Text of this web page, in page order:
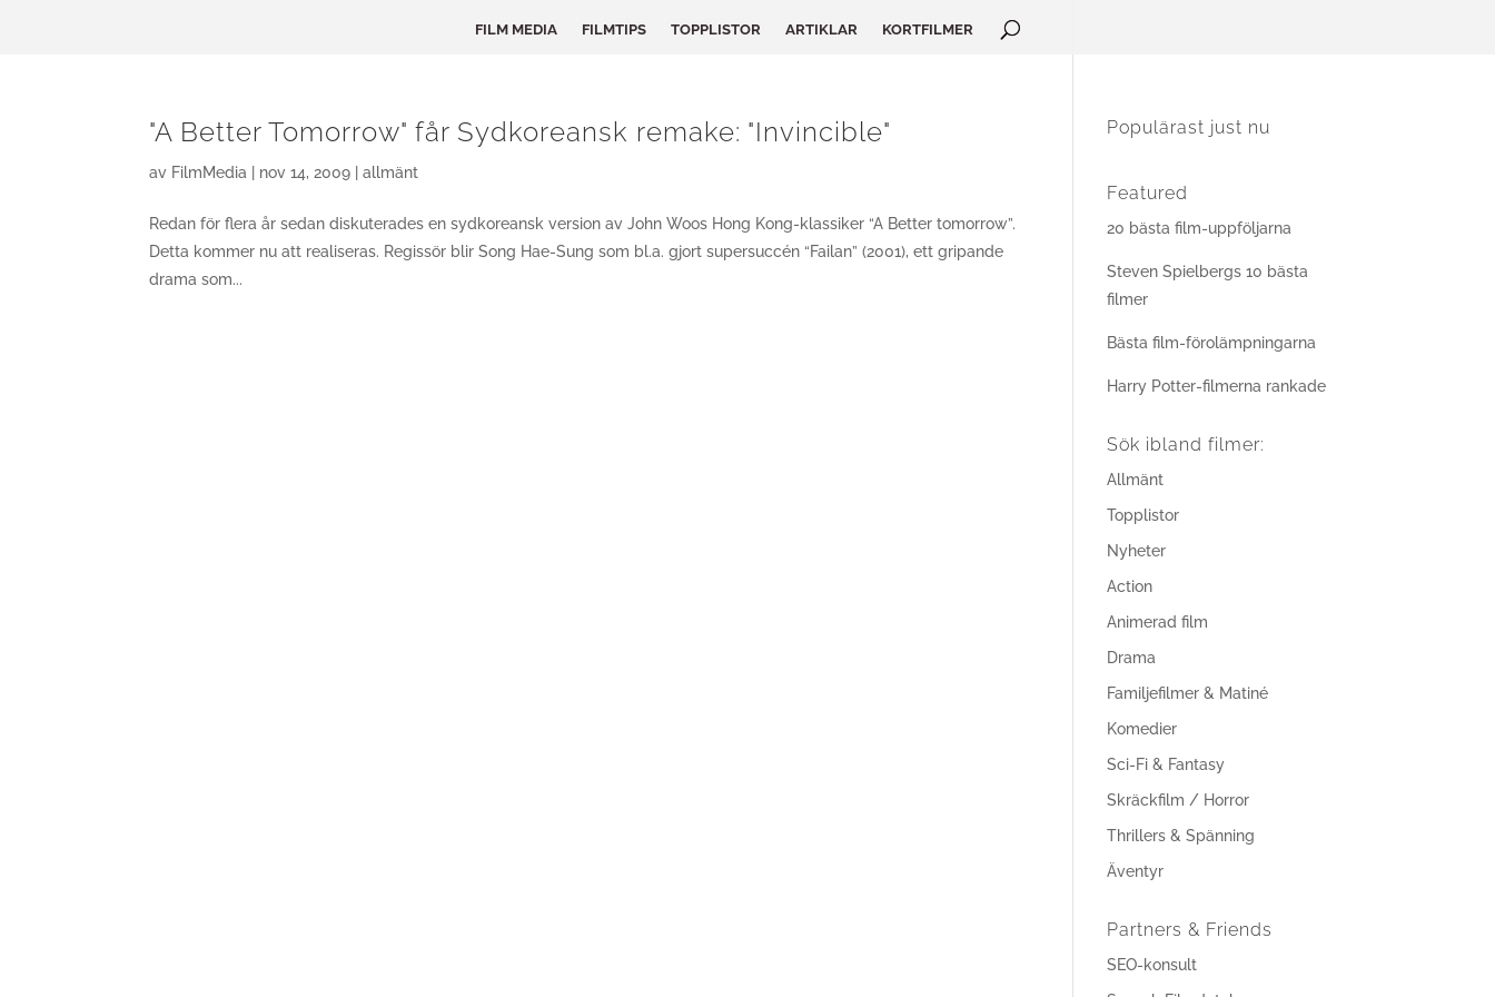
FILM MEDIA FILMTIPS TOPPLISTOR ARTIKLAR KORTFILMER
"A Better Tomorrow" får Sydkoreansk remake: "Invincible"
av FilmMedia nov 14, 2009 |allmänt
Redan för flera år sedan diskuterades en sydkoreansk version av John Woos Hong Kong-klassiker “A Better tomorrow”.
Detta kommer nu att realiseras. Regissör blir Song Hae-Sung som bl.a. gjort supersuccén “Failan” (2001), ett gripande
drama som...
Populärast just nu
Featured
20 bästa film-uppföljarna
Steven Spielbergs 10 bästa
filmer
Bästa film-förolämpningarna
Harry Potter-filmerna rankade
Sök ibland filmer:
Allmänt
Topplistor
Nyheter
Action
Animerad film
Drama
Familjefilmer & Matiné
Komedier
Sci-Fi & Fantasy
Skräckfilm / Horror
Thrillers & Spänning
Äventyr
Partners & Friends
SEO-konsult